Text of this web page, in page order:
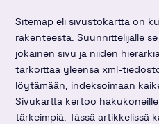
Sitemap eli sivustokartta on
rakenteesta. Suunnittelijalle
jokainen sivu ja niiden
tarkoittaa yleensä xml-
löytämään, indeksoimaan
Sivukartta kertoo
tärkeimpiä. Tässä artikkelissä